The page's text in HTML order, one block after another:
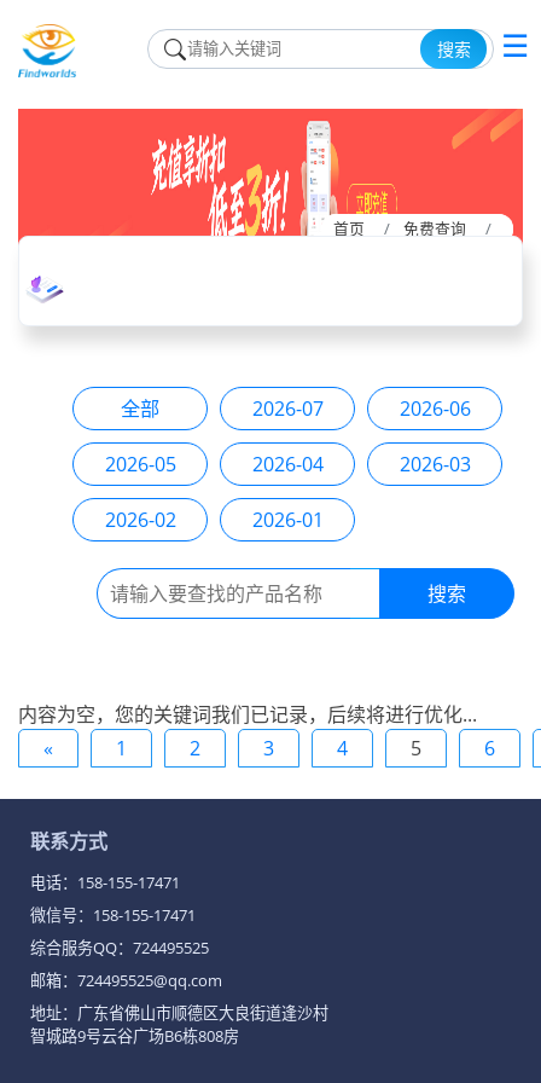
搜索 ☰
首页 免费查询
首页 免费查询
全部 2026-07 2026-06
2026-05 2026-04 2026-03
2026-02 2026-01
搜索
内容为空，您的关键词我们已记录，后续将进行优化...
«
1 2 3 4 5 6
联系方式
电话： 158-155-17471
微信号：158-155-17471
综合服务QQ： 724495525
邮箱：724495525@qq.com
地址：广东省佛山市顺德区大良街道逢沙村
智城路9号云谷广场B6栋808房